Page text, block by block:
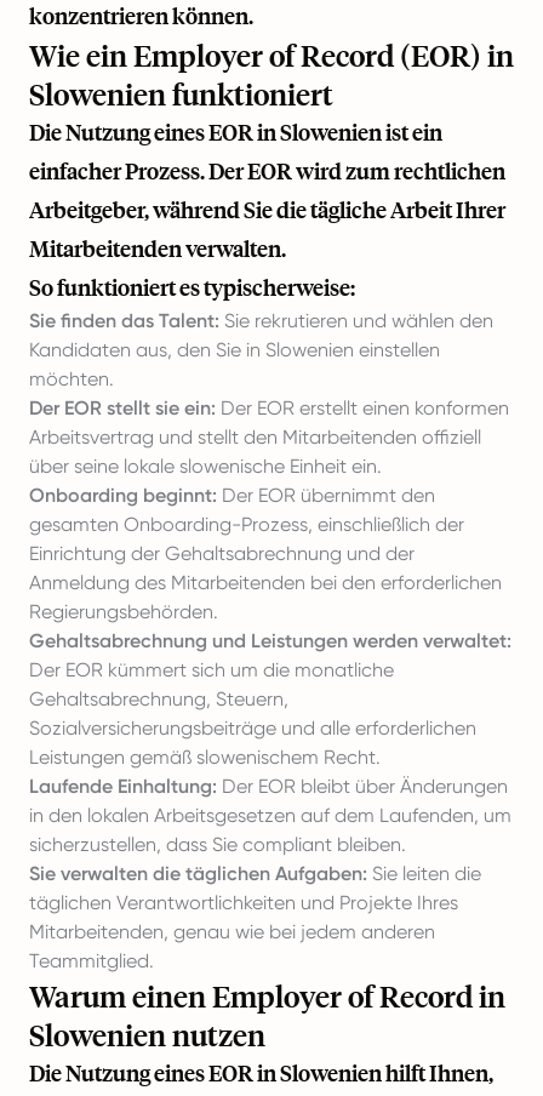
konzentrieren können.
Wie ein Employer of Record (EOR) in
Slowenien funktioniert
Die Nutzung eines EOR in Slowenien ist ein
einfacher Prozess. Der EOR wird zum rechtlichen
Arbeitgeber, während Sie die tägliche Arbeit Ihrer
Mitarbeitenden verwalten.
So funktioniert es typischerweise:
Sie finden das Talent: Sie rekrutieren und wählen den
Kandidaten aus, den Sie in Slowenien einstellen
möchten.
Der EOR stellt sie ein: Der EOR erstellt einen konformen
Arbeitsvertrag und stellt den Mitarbeitenden offiziell
über seine lokale slowenische Einheit ein.
Onboarding beginnt: Der EOR übernimmt den
gesamten Onboarding-Prozess, einschließlich der
Einrichtung der Gehaltsabrechnung und der
Anmeldung des Mitarbeitenden bei den erforderlichen
Regierungsbehörden.
Gehaltsabrechnung und Leistungen werden verwaltet:
Der EOR kümmert sich um die monatliche
Gehaltsabrechnung, Steuern,
Sozialversicherungsbeiträge und alle erforderlichen
Leistungen gemäß slowenischem Recht.
Laufende Einhaltung: Der EOR bleibt über Änderungen
in den lokalen Arbeitsgesetzen auf dem Laufenden, um
sicherzustellen, dass Sie compliant bleiben.
Sie verwalten die täglichen Aufgaben: Sie leiten die
täglichen Verantwortlichkeiten und Projekte Ihres
Mitarbeitenden, genau wie bei jedem anderen
Teammitglied.
Warum einen Employer of Record in
Slowenien nutzen
Die Nutzung eines EOR in Slowenien hilft Ihnen,